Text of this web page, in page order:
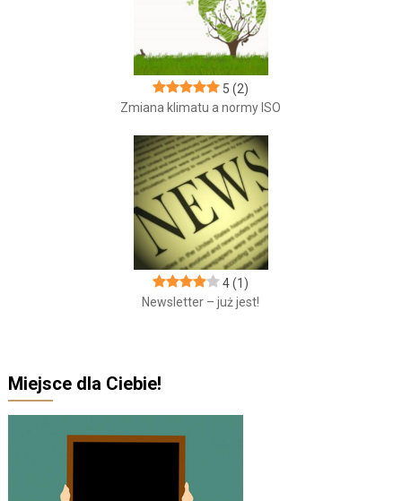
5 (2)
Zmiana klimatu a normy ISO
4 (1)
Newsletter – już jest!
Miejsce dla Ciebie!